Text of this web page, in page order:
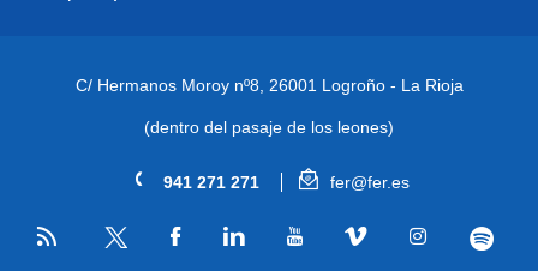
C/ Hermanos Moroy nº8, 26001 Logroño - La Rioja
(dentro del pasaje de los leones)
941 271 271 fer@fer.es
RSS